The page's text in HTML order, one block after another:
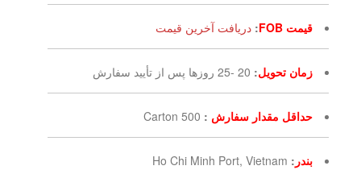
قیمت FOB : دریافت آخرین قیمت
زمان تحویل: 20 -25 روزها پس از تأیید سفارش
حداقل مقدار سفارش :
500 Carton
بندر :
Ho Chi Minh Port, Vietnam